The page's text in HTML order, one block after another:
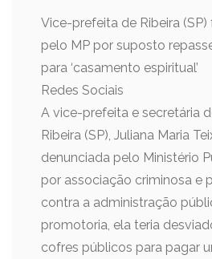
Vice-prefeita de Ribeira
pelo MP por suposto
para ‘casamento espiritual’
Redes Sociais
A vice-prefeita e secretária
Ribeira (SP), Juliana Maria
denunciada pelo Ministério
por associação criminosa e
contra a administração
promotoria, ela teria
cofres públicos para pagar